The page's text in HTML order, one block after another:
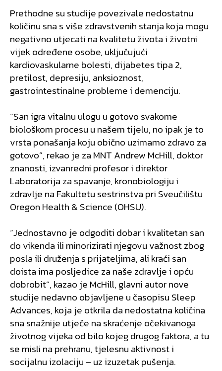
Prethodne su studije povezivale nedostatnu
količinu sna s više zdravstvenih stanja koja mogu
negativno utjecati na kvalitetu života i životni
vijek određene osobe, uključujući
kardiovaskularne bolesti, dijabetes tipa 2,
pretilost, depresiju, anksioznost,
gastrointestinalne probleme i demenciju.
“San igra vitalnu ulogu u gotovo svakome
biološkom procesu u našem tijelu, no ipak je to
vrsta ponašanja koju obično uzimamo zdravo za
gotovo”, rekao je za MNT Andrew McHill, doktor
znanosti, izvanredni profesor i direktor
Laboratorija za spavanje, kronobiologiju i
zdravlje na Fakultetu sestrinstva pri Sveučilištu
Oregon Health & Science (OHSU).
“Jednostavno je odgoditi dobar i kvalitetan san
do vikenda ili minorizirati njegovu važnost zbog
posla ili druženja s prijateljima, ali kraći san
doista ima posljedice za naše zdravlje i opću
dobrobit”, kazao je McHill, glavni autor nove
studije nedavno objavljene u časopisu Sleep
Advances, koja je otkrila da nedostatna količina
sna snažnije utječe na skraćenje očekivanoga
životnog vijeka od bilo kojeg drugog faktora, a tu
se misli na prehranu, tjelesnu aktivnost i
socijalnu izolaciju – uz izuzetak pušenja.